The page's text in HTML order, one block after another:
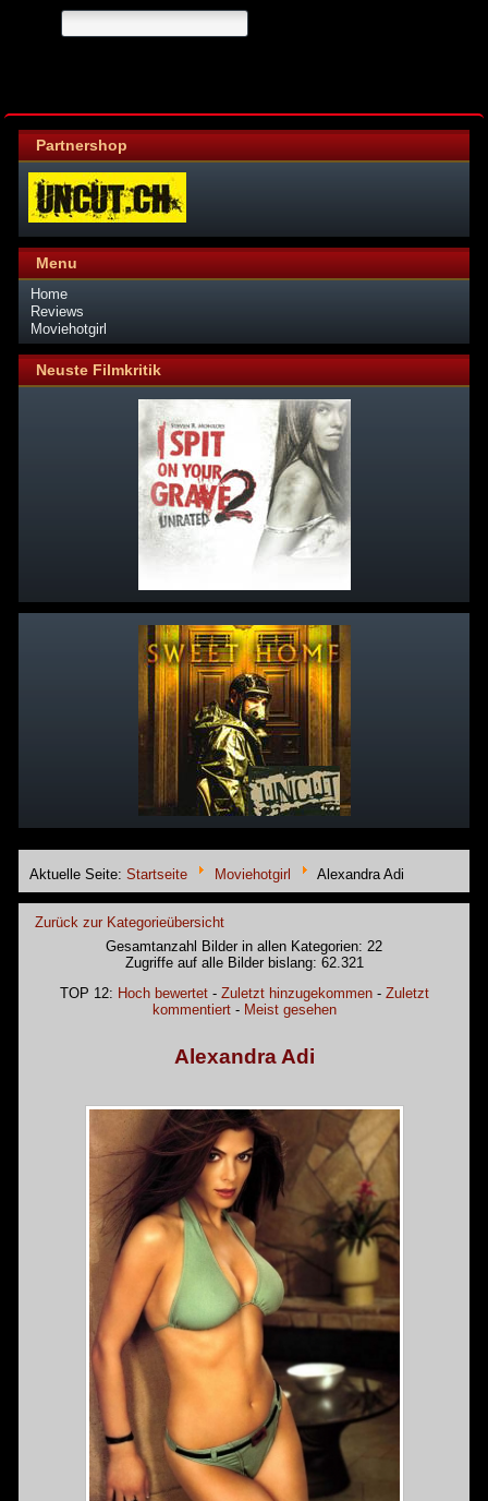
Partnershop
Menu
Home
Reviews
Moviehotgirl
Neuste Filmkritik
Aktuelle Seite:Startseite Moviehotgirl Alexandra Adi
Zurück zur Kategorieübersicht
Gesamtanzahl Bilder in allen Kategorien: 22
Zugriffe auf alle Bilder bislang: 62.321
TOP 12: Hoch bewertet- Zuletzt hinzugekommen- Zuletzt
kommentiert- Meist gesehen
Alexandra Adi